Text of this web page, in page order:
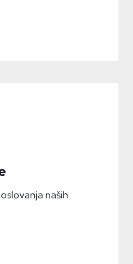
naših